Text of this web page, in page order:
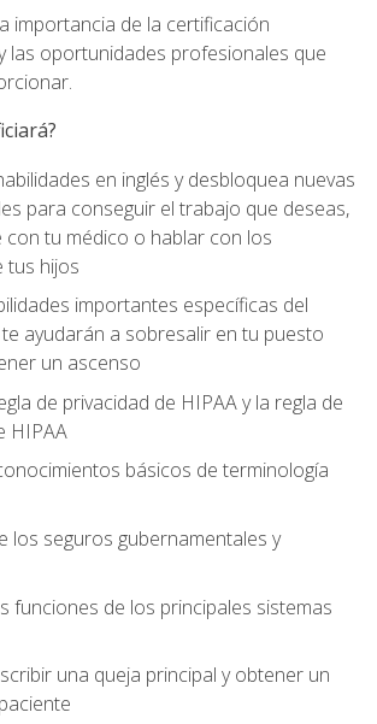
importancia de la certificación
las oportunidades profesionales que
en inglés y desbloquea nuevas
para conseguir el trabajo que deseas,
con tu médico o hablar con los
tus hijos
importantes específicas del
ayudarán a sobresalir en tu puesto
un ascenso
de privacidad de HIPAA y la regla de
HIPAA
básicos de terminología
los seguros gubernamentales y
funciones de los principales sistemas
una queja principal y obtener un